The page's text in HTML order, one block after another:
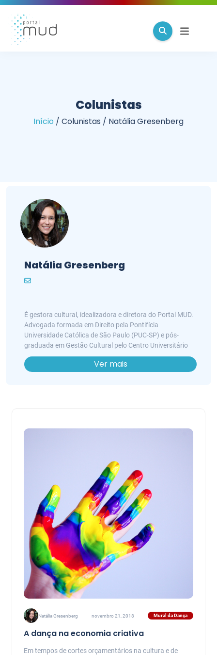
Colunistas
Início / Colunistas / Natália Gresenberg
Natália Gresenberg
É gestora cultural, idealizadora e diretora do Portal MUD.
Advogada formada em Direito pela Pontifícia
Universidade Católica de São Paulo (PUC-SP) e pós-
graduada em Gestão Cultural pelo Centro Universitário
SENAC. Especialista em leis de incentivo à cultura e
direito do entretenimento. É consultora em elaboração de
Ver mais
Natália Gresenberg novembro 21, 2018 Mural da Dança
A dança na economia criativa
Em tempos de cortes orçamentários na cultura e de